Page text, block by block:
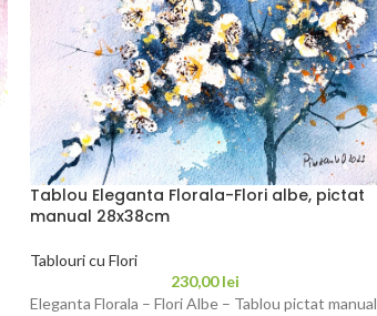
Tablou Eleganta Florala-Flori albe, pictat
manual 28x38cm
Tablouri cu Flori
230,00lei
Eleganta Florala – Flori Albe – Tablou pictat manual